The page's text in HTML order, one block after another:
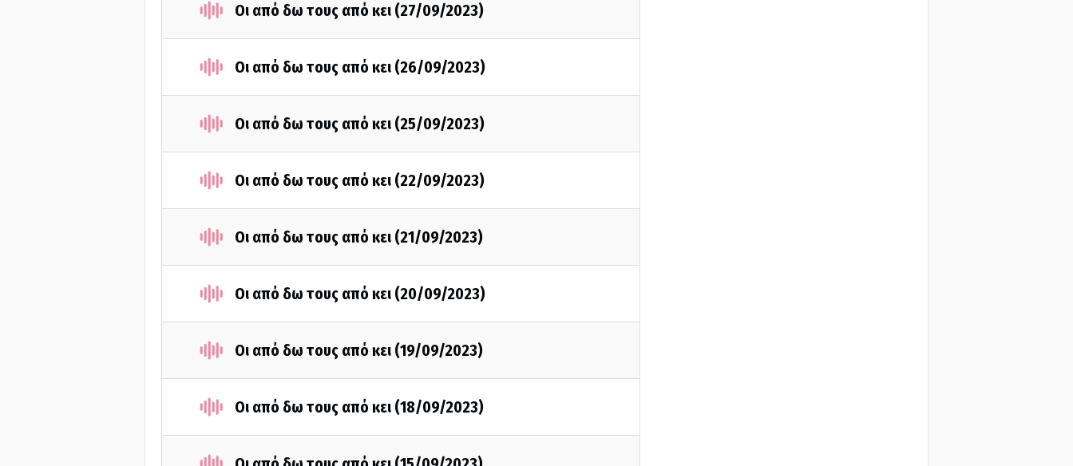
Οι από δω τους από κει (27/09/2023)
Οι από δω τους από κει (26/09/2023)
Οι από δω τους από κει (25/09/2023)
Οι από δω τους από κει (22/09/2023)
Οι από δω τους από κει (21/09/2023)
Οι από δω τους από κει (20/09/2023)
Οι από δω τους από κει (19/09/2023)
Οι από δω τους από κει (18/09/2023)